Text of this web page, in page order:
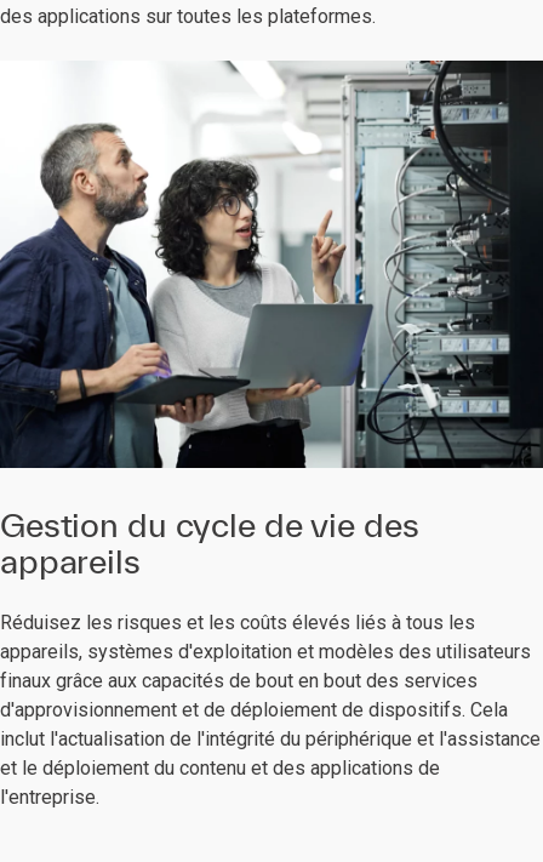
des applications sur toutes les plateformes.
Gestion du cycle de vie des
appareils
Réduisez les risques et les coûts élevés liés à tous les
appareils, systèmes d'exploitation et modèles des utilisateurs
finaux grâce aux capacités de bout en bout des services
d'approvisionnement et de déploiement de dispositifs. Cela
inclut l'actualisation de l'intégrité du périphérique et l'assistance
et le déploiement du contenu et des applications de
l'entreprise.